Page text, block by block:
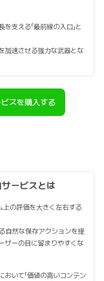
支える「最前線の入口」と
加速させる強力な武器とな
スを購入する
ービスとは
上の評価を大きく左右する
自然な保存アクションを提
ザーの目に留まりやすくな
いて「価値の高いコンテン